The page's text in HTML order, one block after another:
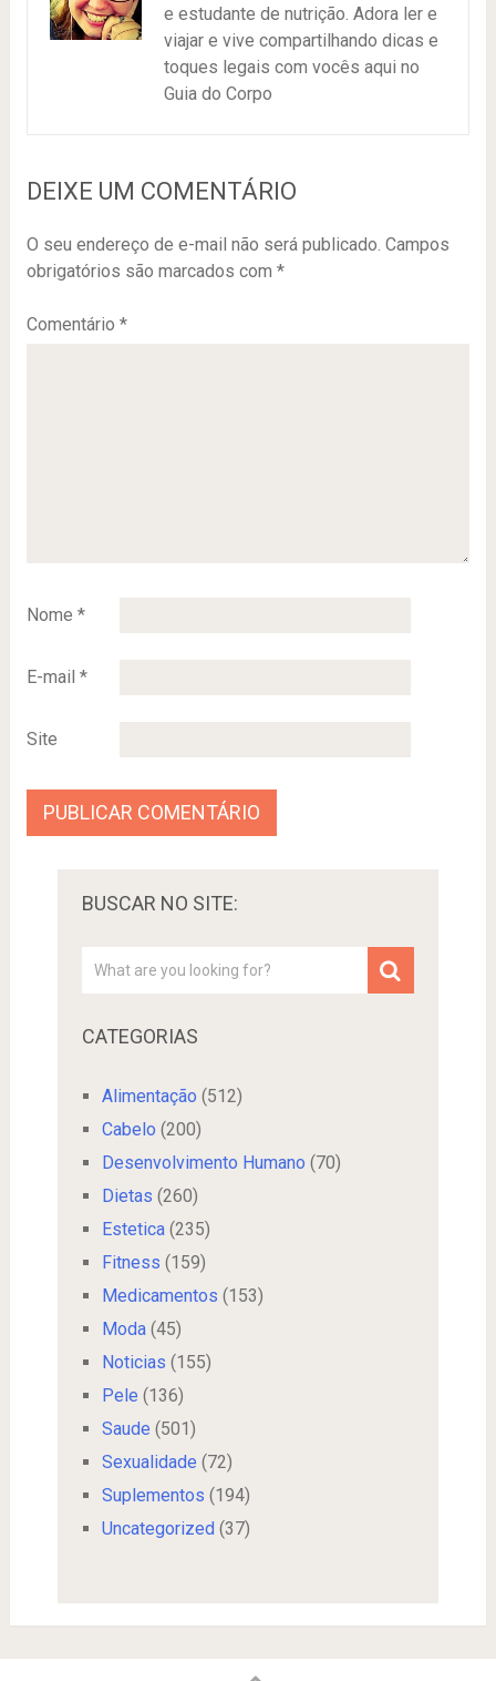
e estudante de nutrição. Adora ler e
viajar e vive compartilhando dicas e
toques legais com vocês aqui no
Guia do Corpo
DEIXE UM COMENTÁRIO
O seu endereço de e-mail não será publicado. Campos
obrigatórios são marcados com *
Comentário *
Nome *
E-mail *
Site
BUSCAR NO SITE:
CATEGORIAS
Alimentação (512)
Cabelo (200)
Desenvolvimento Humano (70)
Dietas (260)
Estetica(235)
Fitness (159)
Medicamentos (153)
Moda(45)
Noticias (155)
Pele (136)
Saude (501)
Sexualidade (72)
Suplementos (194)
Uncategorized (37)